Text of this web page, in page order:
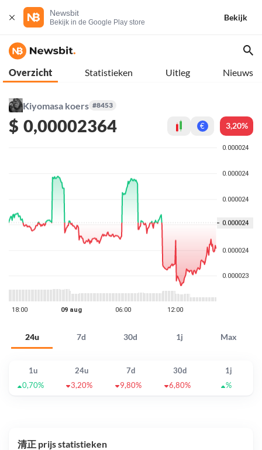
Newsbit
Bekijk in de Google Play store
Bekijk
Overzicht Statistieken Uitleg Nieuws
Kiyomasa koers #8453
$ 0,00002364 € 3,20%
24u 7d 30d 1j Max
1u 24u 7d 30d
1j
0,70%
3,20% 9,80% 6,80% %
清正 prijs statistieken